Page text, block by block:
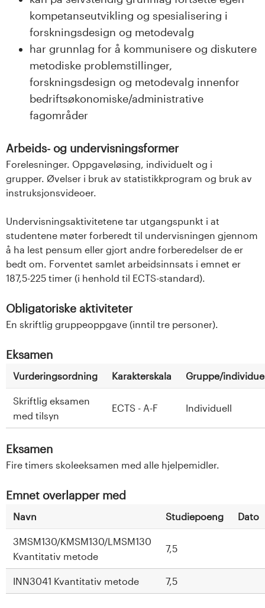
kompetanseutvikling og spesialisering i
forskningsdesign og metodevalg
har grunnlag for å kommunisere og diskutere
metodiske problemstillinger,
forskningsdesign og metodevalg innenfor
bedriftsøkonomiske/administrative
fagområder
Arbeids- og undervisningsformer
Forelesninger. Oppgaveløsing, individuelt og i
grupper. Øvelser i bruk av statistikkprogram og bruk av
instruksjonsvideoer.
Undervisningsaktivitetene tar utgangspunkt i at
studentene møter forberedt til undervisningen gjennom
å ha lest pensum eller gjort andre forberedelser de er
bedt om. Forventet samlet arbeidsinnsats i emnet er
187,5-225 timer (i henhold til ECTS-standard).
Obligatoriske aktiviteter
En skriftlig gruppeoppgave (inntil tre personer).
Eksamen
Vurderingsordning Karakterskala Gruppe/
Skriftlig eksamen
med tilsyn
ECTS - A-F Individuell
Eksamen
Fire timers skoleeksamen med alle hjelpemidler.
Emnet overlapper med
Navn Studiepoeng Dato
3MSM130/KMSM130/LMSM130
Kvantitativ metode
7,5
INN3041 Kvantitativ metode 7,5